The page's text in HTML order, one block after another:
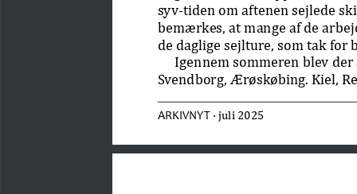
ARKIVNYT · juli 2025
syv-tiden om aftenen sejlede
bemærkes, at mange af de
de daglige sejlture, som tak for
Igennem sommeren blev
Svendborg, Ærøskøbing. Kiel,